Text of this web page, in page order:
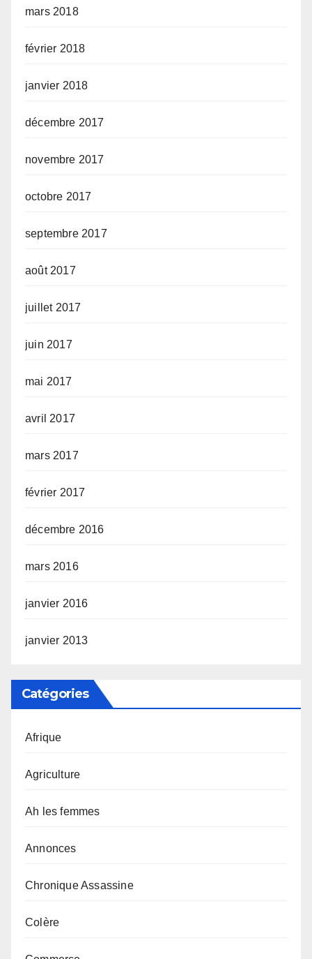
mars 2018
février 2018
janvier 2018
décembre 2017
novembre 2017
octobre 2017
septembre 2017
août 2017
juillet 2017
juin 2017
mai 2017
avril 2017
mars 2017
février 2017
décembre 2016
mars 2016
janvier 2016
janvier 2013
Catégories
Afrique
Agriculture
Ah les femmes
Annonces
Chronique Assassine
Colère